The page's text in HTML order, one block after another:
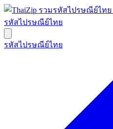
รหัสไปรษณีย์ไทย
รหัสไปรษณีย์ไทย